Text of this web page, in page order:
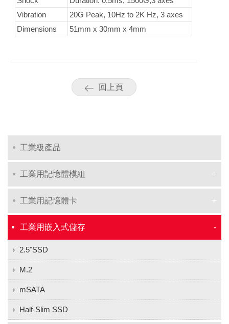
Vibration
20G Peak, 10Hz to 2K Hz, 3 axes
Dimensions
51mm x 30mm x 4mm
回上頁
工業級產品
工業用記憶體模組
工業用記憶體卡
工業用嵌入式儲存
2.5"SSD
M.2
mSATA
Half-Slim SSD